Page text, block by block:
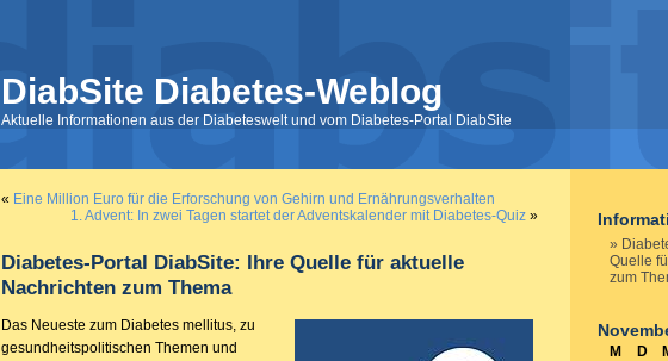
DiabSite Diabetes-Weblog
Aktuelle Informationen aus der Diabeteswelt und vom Diabetes-Portal DiabSite
« Eine Million Euro für die Erforschung von Gehirn und Ernährungsverhalten
1. Advent: In zwei Tagen startet der Adventskalender mit Diabetes-Quiz »
Diabetes-Portal DiabSite: Ihre Quelle für aktuelle
Nachrichten zum Thema
Das Neueste zum Diabetes mellitus, zu
gesundheitspolitischen Themen und
Quelle
zum
M D